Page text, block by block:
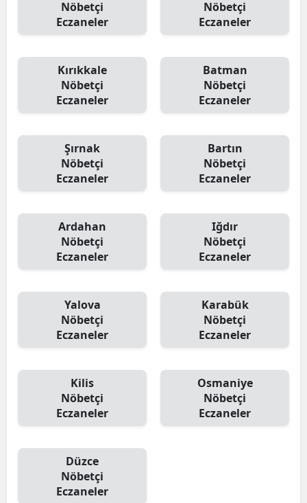
Nöbetçi
Eczaneler
Nöbetçi
Eczaneler
Kırıkkale
Nöbetçi
Eczaneler
Batman
Nöbetçi
Eczaneler
Şırnak
Nöbetçi
Eczaneler
Bartın
Nöbetçi
Eczaneler
Ardahan
Nöbetçi
Eczaneler
Iğdır
Nöbetçi
Eczaneler
Yalova
Nöbetçi
Eczaneler
Karabük
Nöbetçi
Eczaneler
Kilis
Nöbetçi
Eczaneler
Osmaniye
Nöbetçi
Eczaneler
Düzce
Nöbetçi
Eczaneler